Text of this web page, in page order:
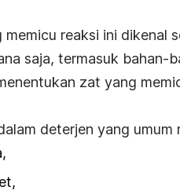
memicu reaksi ini dikenal
saja, termasuk bahan-
zat yang
deterjen yang